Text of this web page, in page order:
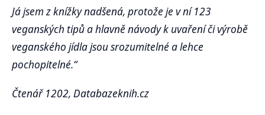
Já jsem z knížky nadšená, protože je v ní 123
veganských tipů a hlavně návody k uvaření či výrobě
veganského jídla jsou srozumitelné a lehce
pochopitelné.“
Čtenář 1202, Databazeknih.cz